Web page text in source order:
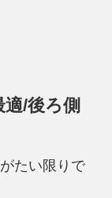
/後ろ側
たい限りで